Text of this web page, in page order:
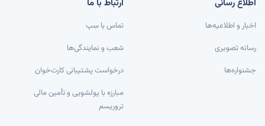
اطلاع رسانی
اخبار و اطلاعیه‌ها
رسانه تصویری
جشنواره‌ها
ارتباط با ما
تماس با سِپ
شعب و نمایندگی‌ها
درخواست پشتیبانی کارت‌خوان
مبارزه با پولشویی و تأمین مالی
تروریسم